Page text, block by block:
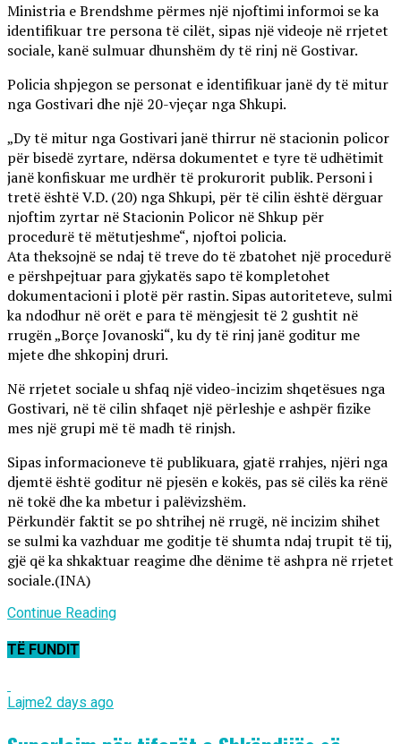
Ministria e Brendshme përmes një njoftimi informoi se ka
identifikuar tre persona të cilët, sipas një videoje në rrjetet
sociale, kanë sulmuar dhunshëm dy të rinj në Gostivar.
Policia shpjegon se personat e identifikuar janë dy të mitur
nga Gostivari dhe një 20-vjeçar nga Shkupi.
„Dy të mitur nga Gostivari janë thirrur në stacionin policor
për bisedë zyrtare, ndërsa dokumentet e tyre të udhëtimit
janë konfiskuar me urdhër të prokurorit publik. Personi i
tretë është V.D. (20) nga Shkupi, për të cilin është dërguar
njoftim zyrtar në Stacionin Policor në Shkup për
procedurë të mëtutjeshme“, njoftoi policia.
Ata theksojnë se ndaj të treve do të zbatohet një procedurë
e përshpejtuar para gjykatës sapo të kompletohet
dokumentacioni i plotë për rastin. Sipas autoriteteve, sulmi
ka ndodhur në orët e para të mëngjesit të 2 gushtit në
rrugën „Borçe Jovanoski“, ku dy të rinj janë goditur me
mjete dhe shkopinj druri.
Në rrjetet sociale u shfaq një video-incizim shqetësues nga
Gostivari, në të cilin shfaqet një përleshje e ashpër fizike
mes një grupi më të madh të rinjsh.
Sipas informacioneve të publikuara, gjatë rrahjes, njëri nga
djemtë është goditur në pjesën e kokës, pas së cilës ka rënë
në tokë dhe ka mbetur i palëvizshëm.
Përkundër faktit se po shtrihej në rrugë, në incizim shihet
se sulmi ka vazhduar me goditje të shumta ndaj trupit të tij,
gjë që ka shkaktuar reagime dhe dënime të ashpra në rrjetet
sociale.(INA)
Continue Reading
TË FUNDIT
Lajme2 days ago